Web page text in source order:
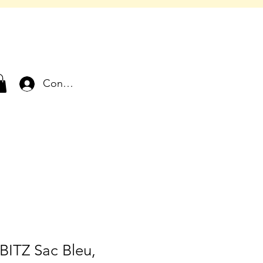
Connexion
Sac Bleu,